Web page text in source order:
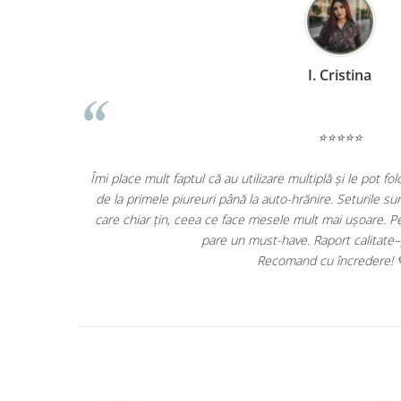
D. Mircea
⭐⭐⭐⭐⭐
De 1 an jumate folosim caruciorul Appekids Upp.
am luat cu noi peste tot, incape usor in portbajul
probleme. Recomand cu incredere